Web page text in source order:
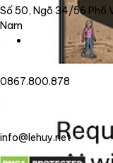
Số 50, Ngõ 34/56 Phố
Nam
0867.800.878
info@lehuy.net